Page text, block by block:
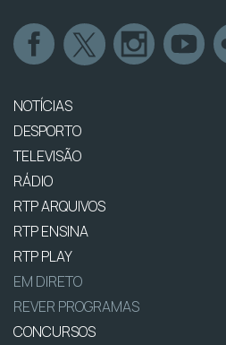
NOTÍCIAS
DESPORTO
TELEVISÃO
RÁDIO
RTP ARQUIVOS
RTP ENSINA
RTP PLAY
EM DIRETO
REVER PROGRAMAS
CONCURSOS